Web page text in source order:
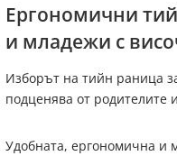
Ергономични
и младежи с
Изборът на тийн раница
подценява от родителите
Удобната, ергономична и